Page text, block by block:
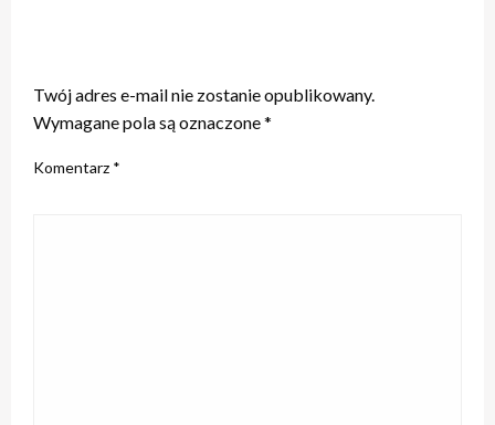
Twój adres e-mail nie zostanie opublikowany.
Wymagane pola są oznaczone*
Komentarz *